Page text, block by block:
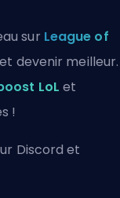
sur League of
devenir
LoL et
!
Discord et